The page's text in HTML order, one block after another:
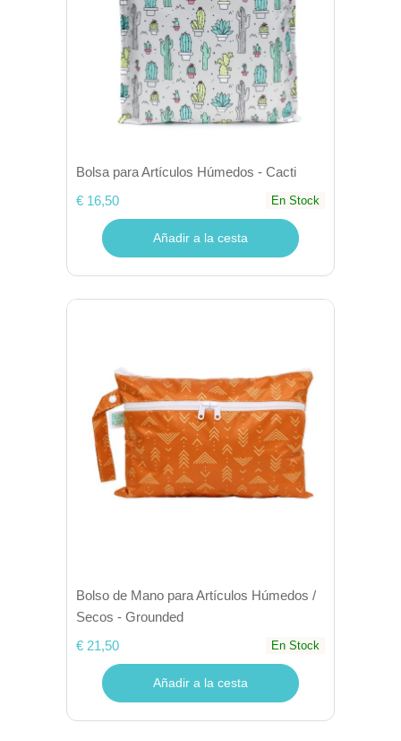
Bolsa para Artículos Húmedos - Cacti
€ 16,50
En Stock
Añadir a la cesta
Bolso de Mano para Artículos Húmedos /
Secos - Grounded
€ 21,50
En Stock
Añadir a la cesta